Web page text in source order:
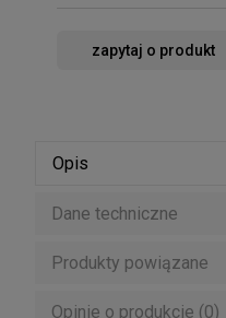
zapytaj o produkt
Opis
Dane techniczne
Produkty powiązane
Opinie o produkcie (0)